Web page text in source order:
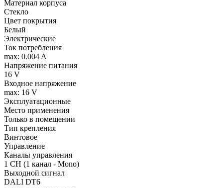
Материал корпуса
Стекло
Цвет покрытия
Белый
Электрические
Ток потребления
max: 0.004 A
Напряжение питания
16 V
Входное напряжение
max: 16 V
Эксплуатационные
Место применения
Только в помещении
Тип крепления
Винтовое
Управление
Каналы управления
1 CH (1 канал - Mono)
Выходной сигнал
DALI DT6